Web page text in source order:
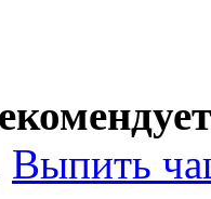
Выпить